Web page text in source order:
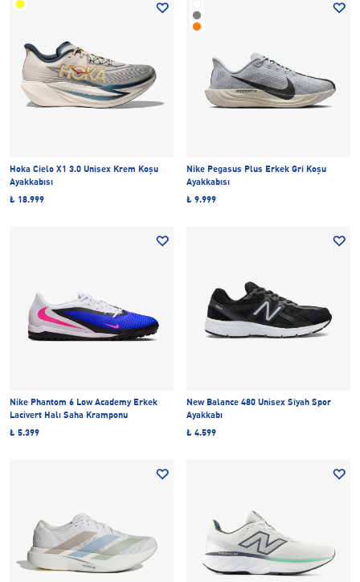
Hoka Cielo X1 3.0 Unisex Krem Koşu
Ayakkabısı
₺ 18.999
Nike Pegasus Plus Erkek Gri Koşu
Ayakkabısı
₺ 9.999
Nike Phantom 6 Low Academy Erkek
Lacivert Halı Saha Kramponu
₺ 5.399
New Balance 480 Unisex Siyah Spor
Ayakkabı
₺ 4.599